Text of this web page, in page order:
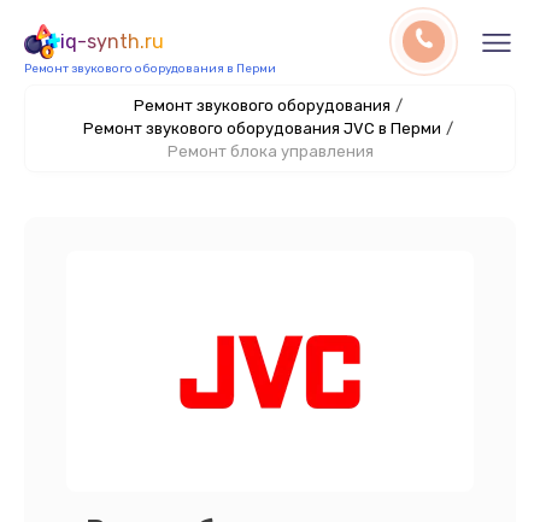
iq-synth.ru
Ремонт звукового оборудования в Перми
Ремонт звукового оборудования /
Ремонт звукового оборудования JVC в Перми /
Ремонт блока управления